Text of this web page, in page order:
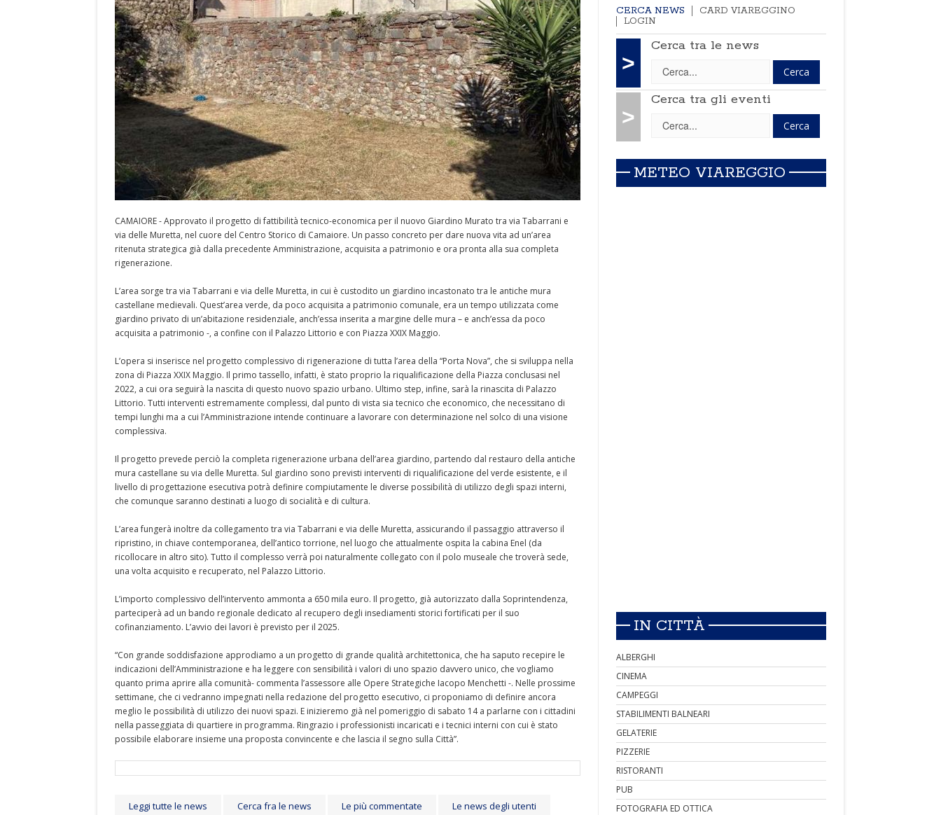
CAMAIORE - Approvato il progetto di fattibilità tecnico-economica per il nuovo Giardino Murato tra via Tabarrani e
via delle Muretta, nel cuore del Centro Storico di Camaiore. Un passo concreto per dare nuova vita ad un’area
ritenuta strategica già dalla precedente Amministrazione, acquisita a patrimonio e ora pronta alla sua completa
rigenerazione.
L’area sorge tra via Tabarrani e via delle Muretta, in cui è custodito un giardino incastonato tra le antiche mura
castellane medievali. Quest’area verde, da poco acquisita a patrimonio comunale, era un tempo utilizzata come
giardino privato di un’abitazione residenziale, anch’essa inserita a margine delle mura – e anch’essa da poco
acquisita a patrimonio -, a confine con il Palazzo Littorio e con Piazza XXIX Maggio.
L’opera si inserisce nel progetto complessivo di rigenerazione di tutta l’area della “Porta Nova”, che si sviluppa nella
zona di Piazza XXIX Maggio. Il primo tassello, infatti, è stato proprio la riqualificazione della Piazza conclusasi nel
2022, a cui ora seguirà la nascita di questo nuovo spazio urbano. Ultimo step, infine, sarà la rinascita di Palazzo
Littorio. Tutti interventi estremamente complessi, dal punto di vista sia tecnico che economico, che necessitano di
tempi lunghi ma a cui l’Amministrazione intende continuare a lavorare con determinazione nel solco di una visione
complessiva.
Il progetto prevede perciò la completa rigenerazione urbana dell’area giardino, partendo dal restauro della antiche
mura castellane su via delle Muretta. Sul giardino sono previsti interventi di riqualificazione del verde esistente, e il
livello di progettazione esecutiva potrà definire compiutamente le diverse possibilità di utilizzo degli spazi interni,
che comunque saranno destinati a luogo di socialità e di cultura.
L’area fungerà inoltre da collegamento tra via Tabarrani e via delle Muretta, assicurando il passaggio attraverso il
ripristino, in chiave contemporanea, dell’antico torrione, nel luogo che attualmente ospita la cabina Enel (da
ricollocare in altro sito). Tutto il complesso verrà poi naturalmente collegato con il polo museale che troverà sede,
una volta acquisito e recuperato, nel Palazzo Littorio.
L’importo complessivo dell’intervento ammonta a 650 mila euro. Il progetto, già autorizzato dalla Soprintendenza,
parteciperà ad un bando regionale dedicato al recupero degli insediamenti storici fortificati per il suo
cofinanziamento. L’avvio dei lavori è previsto per il 2025.
“Con grande soddisfazione approdiamo a un progetto di grande qualità architettonica, che ha saputo recepire le
indicazioni dell’Amministrazione e ha leggere con sensibilità i valori di uno spazio davvero unico, che vogliamo
quanto prima aprire alla comunità- commenta l’assessore alle Opere Strategiche Iacopo Menchetti -. Nelle prossime
settimane, che ci vedranno impegnati nella redazione del progetto esecutivo, ci proponiamo di definire ancora
meglio le possibilità di utilizzo dei nuovi spazi. E inizieremo già nel pomeriggio di sabato 14 a parlarne con i cittadini
nella passeggiata di quartiere in programma. Ringrazio i professionisti incaricati e i tecnici interni con cui è stato
possibile elaborare insieme una proposta convincente e che lascia il segno sulla Città”.
Leggi tutte le news Cerca fra le news Le più commentate Le news degli utenti
CERCA NEWS
CARD VIAREGGINO
LOGIN
>
Cerca tra le news
>
Cerca tra gli eventi
METEO VIAREGGIO
IN CITTÀ
ALBERGHI
CINEMA
CAMPEGGI
STABILIMENTI BALNEARI
GELATERIE
PIZZERIE
RISTORANTI
PUB
FOTOGRAFIA ED OTTICA